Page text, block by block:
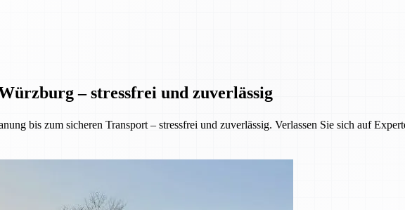
– stressfrei und zuverlässig
bis zum sicheren Transport – stressfrei und zuverlässig. Verlassen Sie sich auf